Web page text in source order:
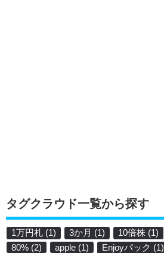
タグクラウド一覧から探す
1万円札 (1) 3か月 (1) 10倍株 (1)
80% (2) apple (1) Enjoyパック (1)